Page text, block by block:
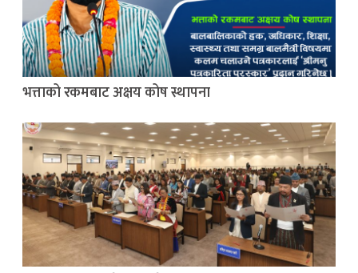
भत्ताको रकमबाट अक्षय कोष स्थापना